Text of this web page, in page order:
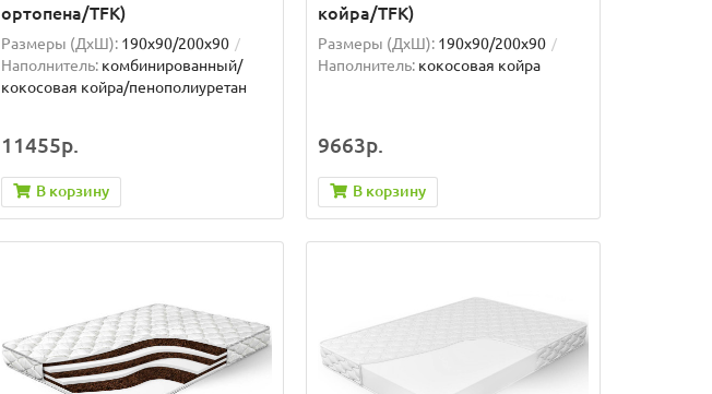
ортопена/TFK)
Размеры (ДxШ): 190x90/200x90
Наполнитель: комбинированный/
кокосовая койра/пенополиуретан
11455р.
В корзину
койра/TFK)
Размеры (ДxШ): 190x90/200x90
Наполнитель: кокосовая койра
9663р.
В корзину